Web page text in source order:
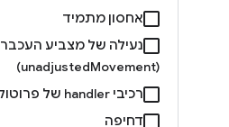
אחסון מתמיד
נעילה של מצביע העכבר
(unadjustedMovement)
רכיבי handler של פרוטוקול
דחיפה